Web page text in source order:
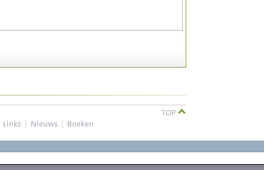
TOP
Links | Nieuws | Boeken